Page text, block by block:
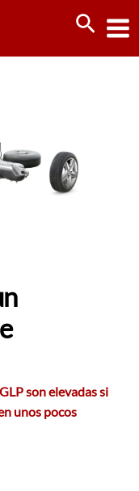
son elevadas si
unos pocos